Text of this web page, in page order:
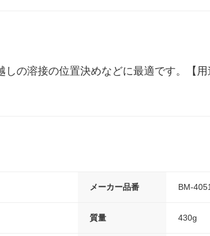
しの溶接の位置決めなどに最適です。【
メーカー品番 BM-
質量 430g